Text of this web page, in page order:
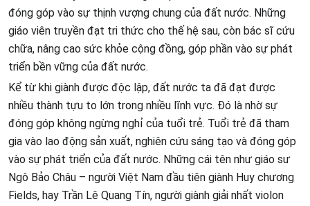
đóng góp vào sự thịnh vượng chung của đất nước. Những
giáo viên truyền đạt tri thức cho thế hệ sau, còn bác sĩ cứu
chữa, nâng cao sức khỏe cộng đồng, góp phần vào sự phát
triển bền vững của đất nước.
Kể từ khi giành được độc lập, đất nước ta đã đạt được
nhiều thành tựu to lớn trong nhiều lĩnh vực. Đó là nhờ sự
đóng góp không ngừng nghỉ của tuổi trẻ. Tuổi trẻ đã tham
gia vào lao động sản xuất, nghiên cứu sáng tạo và đóng góp
vào sự phát triển của đất nước. Những cái tên như giáo sư
Ngô Bảo Châu – người Việt Nam đầu tiên giành Huy chương
Fields, hay Trần Lê Quang Tín, người giành giải nhất violon